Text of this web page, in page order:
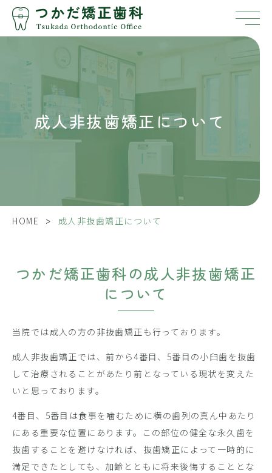
成人非抜歯矯正について
HOME > 成人非抜歯矯正について
つかだ矯正歯科の成人非抜歯矯正
について
当院では成人の方の非抜歯矯正も行っております。
成人非抜歯矯正では、前から4番目、5番目の小臼歯を抜歯
して治療されることがあたり前となっている現状を変えた
いと思っております。
4番目、5番目は食事を噛むために横の歯列の真ん中あたり
にある重要な位置にあります。この部位の健全な永久歯を
抜歯することを避けなければ、抜歯矯正によって一時的に
満足できたとしても、加齢とともに将来後悔することとな